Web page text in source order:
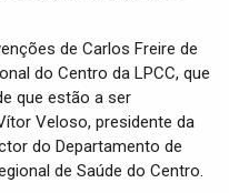
de Carlos Freire de
do Centro da LPCC, que
que estão a ser
Veloso, presidente da
do Departamento de
de Saúde do Centro.